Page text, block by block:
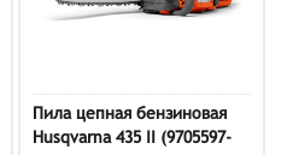
Пила цепная бензиновая
Husqvarna 435 II (9705597-